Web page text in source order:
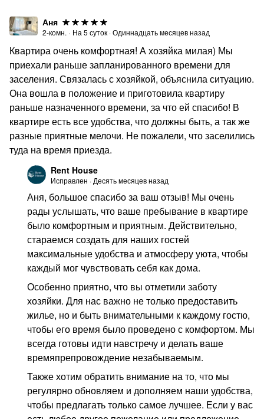
Аня
2-комн. · На 5 суток ·Одиннадцать месяцев назад
Квартира очень комфортная! А хозяйка милая) Мы
приехали раньше запланированного времени для
заселения. Связалась с хозяйкой, объяснила ситуацию.
Она вошла в положение и приготовила квартиру
раньше назначенного времени, за что ей спасибо! В
квартире есть все удобства, что должны быть, а так же
разные приятные мелочи. Не пожалели, что заселились
туда на время приезда.
Rent House
Исправлен · Десять месяцев назад
Аня, большое спасибо за ваш отзыв! Мы очень
рады услышать, что ваше пребывание в квартире
было комфортным и приятным. Действительно,
стараемся создать для наших гостей
максимальные удобства и атмосферу уюта, чтобы
каждый мог чувствовать себя как дома.
Особенно приятно, что вы отметили заботу
хозяйки. Для нас важно не только предоставить
жилье, но и быть внимательными к каждому гостю,
чтобы его время было проведено с комфортом. Мы
всегда готовы идти навстречу и делать ваше
времяпрепровождение незабываемым.
Также хотим обратить внимание на то, что мы
регулярно обновляем и дополняем наши удобства,
чтобы предлагать только самое лучшее. Если у вас